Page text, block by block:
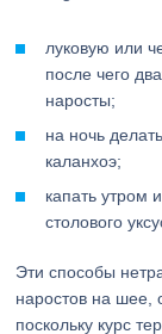
луковую или
после чего
наросты;
на ночь
каланхоэ;
капать утром
столового
Эти способы
наростов на шее,
поскольку курс